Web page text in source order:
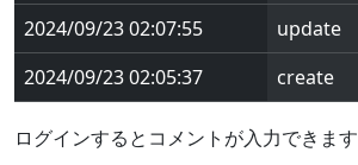
2024/09/23 02:07:55
update
2024/09/23 02:05:37
create
ログインするとコメントが入力できます